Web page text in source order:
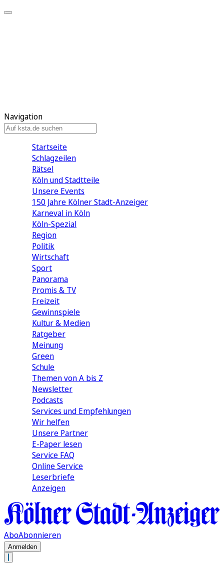
Navigation
Startseite
Schlagzeilen
Rätsel
Köln und Stadtteile
Unsere Events
150 Jahre Kölner Stadt-Anzeiger
Karneval in Köln
Köln-Spezial
Region
Politik
Wirtschaft
Sport
Panorama
Promis & TV
Freizeit
Gewinnspiele
Kultur & Medien
Ratgeber
Meinung
Green
Schule
Themen von A bis Z
Newsletter
Podcasts
Services und Empfehlungen
Wir helfen
Unsere Partner
E-Paper lesen
Service FAQ
Online Service
Leserbriefe
Anzeigen
AboAbonnieren
Anmelden